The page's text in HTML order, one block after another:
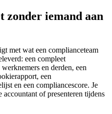
zonder iemand aan
met wat een complianceteam
een compleet
en derden, een
een
en een compliancescore. Je
of presenteren tijdens